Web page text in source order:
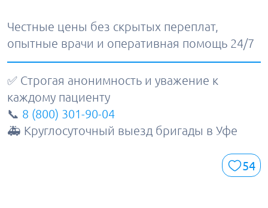
Честные цены без скрытых переплат,
опытные врачи и оперативная помощь 24/7
✅ Строгая анонимность и уважение к
каждому пациенту
📞 8 (800) 301-90-04
🚑 Круглосуточный выезд бригады в Уфе
54